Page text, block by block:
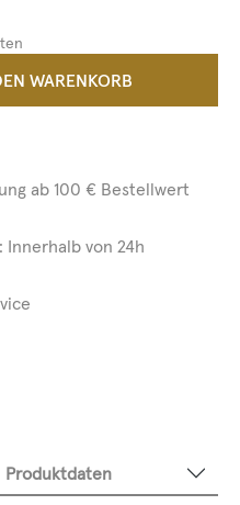
den
WARENKORB
ab 100 € Bestellwert
von 24h
Produktdaten